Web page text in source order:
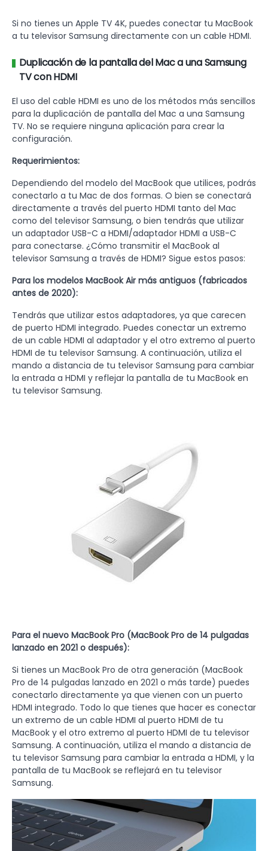
Si no tienes un Apple TV 4K, puedes conectar tu MacBook
a tu televisor Samsung directamente con un cable HDMI.
Duplicación de la pantalla del Mac a una Samsung
TV con HDMI
El uso del cable HDMI es uno de los métodos más sencillos
para la duplicación de pantalla del Mac a una Samsung
TV. No se requiere ninguna aplicación para crear la
configuración.
Requerimientos:
Dependiendo del modelo del MacBook que utilices, podrás
conectarlo a tu Mac de dos formas. O bien se conectará
directamente a través del puerto HDMI tanto del Mac
como del televisor Samsung, o bien tendrás que utilizar
un adaptador USB-C a HDMI/adaptador HDMI a USB-C
para conectarse. ¿Cómo transmitir el MacBook al
televisor Samsung a través de HDMI? Sigue estos pasos:
Para los modelos MacBook Air más antiguos (fabricados
antes de 2020):
Tendrás que utilizar estos adaptadores, ya que carecen
de puerto HDMI integrado. Puedes conectar un extremo
de un cable HDMI al adaptador y el otro extremo al puerto
HDMI de tu televisor Samsung. A continuación, utiliza el
mando a distancia de tu televisor Samsung para cambiar
la entrada a HDMI y reflejar la pantalla de tu MacBook en
tu televisor Samsung.
Para el nuevo MacBook Pro (MacBook Pro de 14 pulgadas
lanzado en 2021 o después):
Si tienes un MacBook Pro de otra generación (MacBook
Pro de 14 pulgadas lanzado en 2021 o más tarde) puedes
conectarlo directamente ya que vienen con un puerto
HDMI integrado. Todo lo que tienes que hacer es conectar
un extremo de un cable HDMI al puerto HDMI de tu
MacBook y el otro extremo al puerto HDMI de tu televisor
Samsung. A continuación, utiliza el mando a distancia de
tu televisor Samsung para cambiar la entrada a HDMI, y la
pantalla de tu MacBook se reflejará en tu televisor
Samsung.